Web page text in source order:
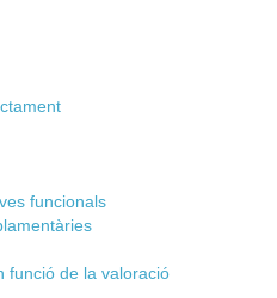
funcionals
funció de la valoració